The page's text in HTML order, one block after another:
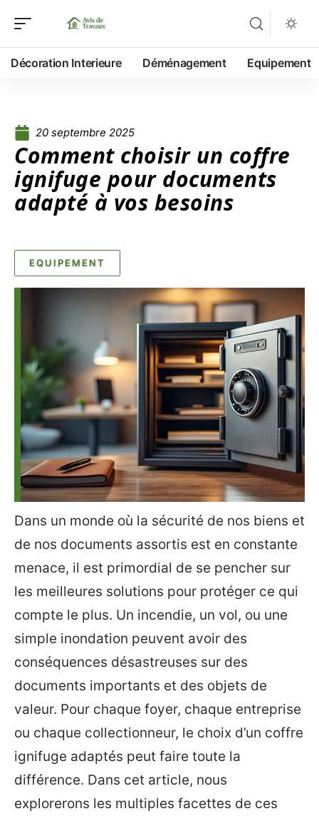
Décoration Interieure Déménagement Equipement
20 septembre 2025
Comment choisir un coffre
ignifuge pour documents
adapté à vos besoins
EQUIPEMENT
Dans un monde où la sécurité de nos biens et
de nos documents assortis est en constante
menace, il est primordial de se pencher sur
les meilleures solutions pour protéger ce qui
compte le plus. Un incendie, un vol, ou une
simple inondation peuvent avoir des
conséquences désastreuses sur des
documents importants et des objets de
valeur. Pour chaque foyer, chaque entreprise
ou chaque collectionneur, le choix d’un coffre
ignifuge adaptés peut faire toute la
différence. Dans cet article, nous
explorerons les multiples facettes de ces